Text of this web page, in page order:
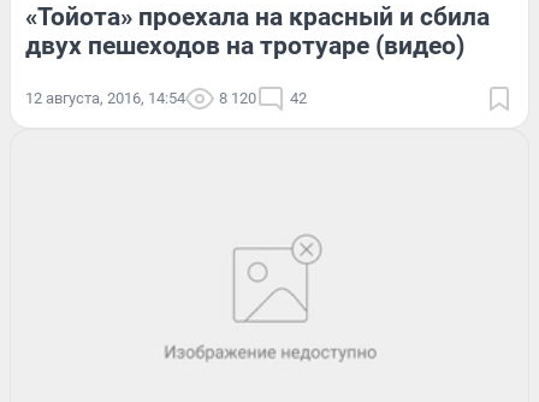
«Тойота» проехала на красный и сбила
двух пешеходов на тротуаре (видео)
12 августа, 2016, 14:54 8 120 42